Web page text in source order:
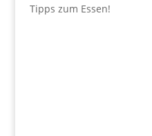
Tipps zum Essen!